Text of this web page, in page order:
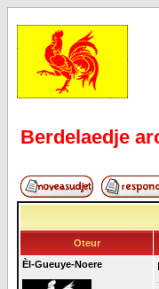
Berdelaedje
Oteur
Èl-Gueuye-Noere